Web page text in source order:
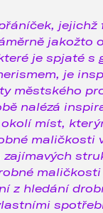
jejichž
jakožto
je spjaté s
je
městského
nalézá
míst,
maličkosti
maličkosti
z hledání